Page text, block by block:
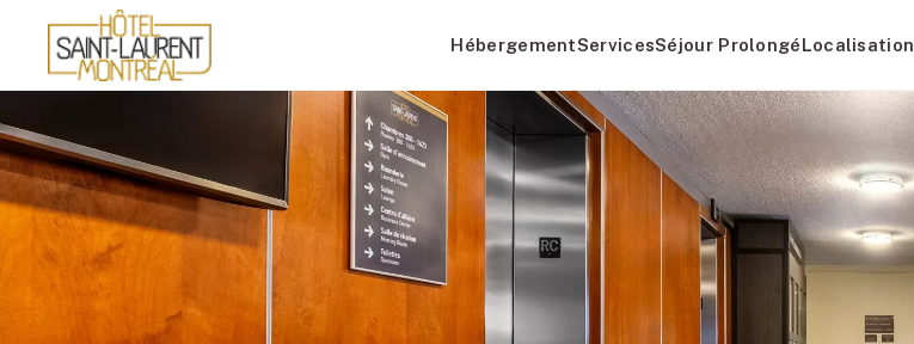
HébergementServicesSéjour ProlongéLocalisation